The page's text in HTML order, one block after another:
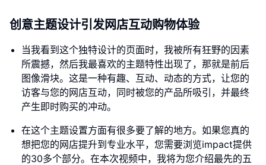
创意主题设计引发网店互动购物体验
当我看到这个独特设计的页面时，我被所有狂野的因素
所震撼，然后我最喜欢的主题特性出现了，那就是前后
图像滑块。这是一种有趣、互动、动态的方式，让您的
访客与您的网店互动，同时被您的产品所吸引，并最终
产生即时购买的冲动。
在这个主题设置方面有很多要了解的地方。如果您真的
想把您的网店提升到专业水平，您需要浏览impact提供
的30多个部分。在本次视频中，我将为您介绍最先的五